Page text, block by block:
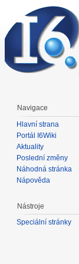
Navigace
Hlavní strana
Portál I6Wiki
Aktuality
Poslední změny
Náhodná stránka
Nápověda
Nástroje
Speciální stránky